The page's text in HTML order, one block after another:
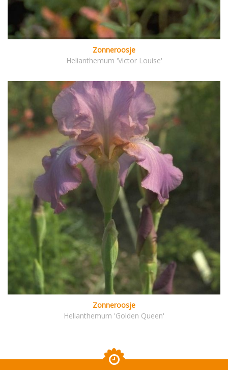
Zonneroosje
Helianthemum 'Victor Louise'
Zonneroosje
Helianthemum 'Golden Queen'